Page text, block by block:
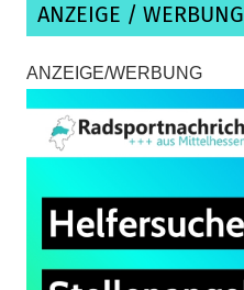
ANZEIGE / WERBUNG
ANZEIGE/WERBUNG